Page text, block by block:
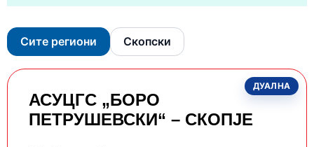
Сите региони Скопски
ДУАЛНА
АСУЦГС „БОРО
ПЕТРУШЕВСКИ“ – СКОПЈЕ